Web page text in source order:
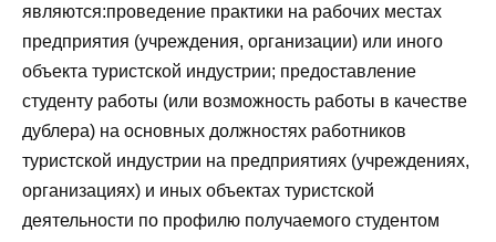
являются:проведение практики на рабочих местах
предприятия (учреждения, организации) или иного
объекта туристской индустрии; предоставление
студенту работы (или возможность работы в качестве
дублера) на основных должностях работников
туристской индустрии на предприятиях (учреждениях,
организациях) и иных объектах туристской
деятельности по профилю получаемого студентом